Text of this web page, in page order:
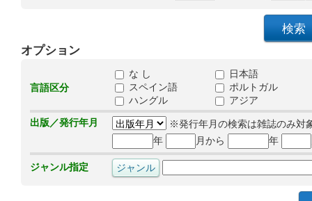
オプション
言語区分
な し
日本語
スペイン語
ポルトガル
ハングル
アジア
出版／発行年月
※発行年月の検索は雑誌のみ対
年
月から 年
ジャンル指定